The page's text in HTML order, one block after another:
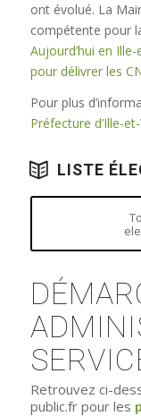
ont évolué. La
compétente pour
Aujourd’hui en
pour délivrer les
Pour plus
Préfecture d’Ille-
LISTE
Retrouvez ci-
public.fr pour les